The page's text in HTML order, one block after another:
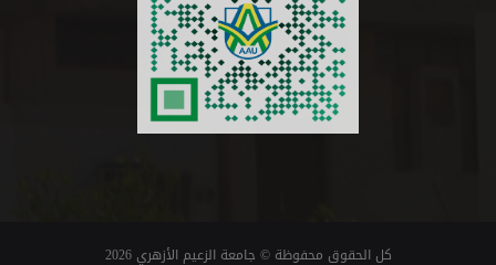
كل الحقوق محفوظة © جامعة الزعيم الأزهري 2026